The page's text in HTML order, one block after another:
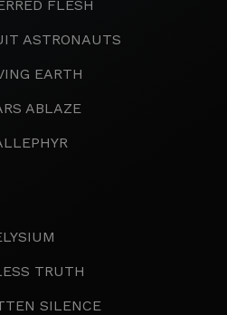
FLESH
ASTRONAUTS
EARTH
ABLAZE
TRUTH
SILENCE